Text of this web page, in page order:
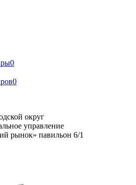
0
0
округ
управление
рынок» павильон 6/1